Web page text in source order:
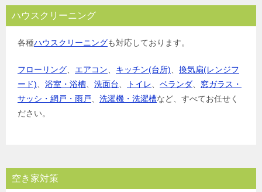
ハウスクリーニング
各種ハウスクリーニングも対応しております。
フローリング エアコン キッチン(台所)
換気扇(レンジフ
ード)
浴室・浴槽 洗面台 トイレ ベランダ
窓ガラス・
サッシ・網戸・雨戸
洗濯機・洗濯槽など、すべてお任せく
ださい。
空き家対策